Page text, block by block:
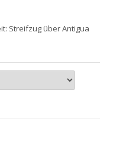
Streifzug über Antigua